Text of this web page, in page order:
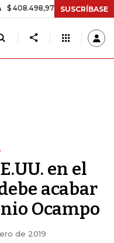
+$ 8.753,81 +2,19%
SUSCRÍBASE
en el
acabar
Ocampo
de 2019